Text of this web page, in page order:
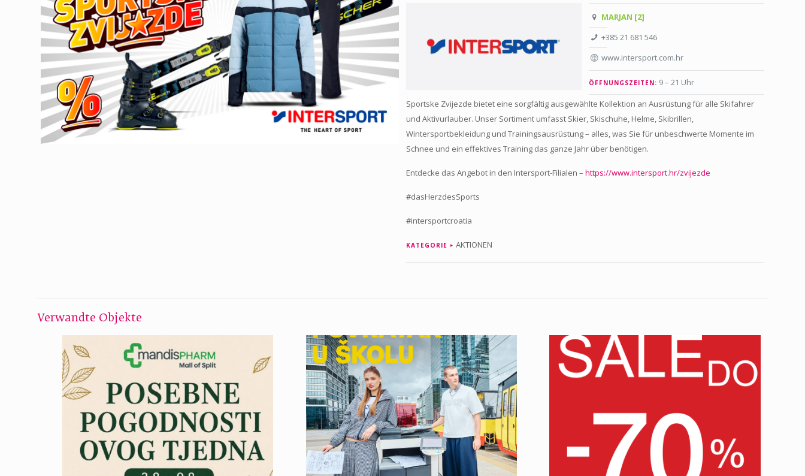
MARJAN [2]
+385 21 681 546
www.intersport.com.hr
ÖFFNUNGSZEITEN: 9 – 21 Uhr
Sportske Zvijezde bietet eine sorgfältig ausgewählte Kollektion an Ausrüstung für alle Skifahrer
und Aktivurlauber. Unser Sortiment umfasst Skier, Skischuhe, Helme, Skibrillen,
Wintersportbekleidung und Trainingsausrüstung – alles, was Sie für unbeschwerte Momente im
Schnee und ein effektives Training das ganze Jahr über benötigen.
Entdecke das Angebot in den Intersport-Filialen –https://www.intersport.hr/zvijezde
#dasHerzdesSports
#intersportcroatia
KATEGORIE AKTIONEN
Verwandte Objekte